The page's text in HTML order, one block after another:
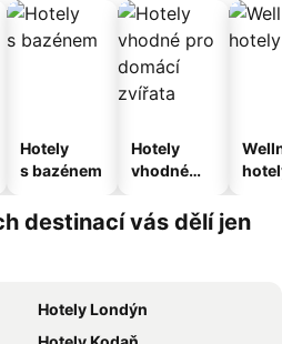
Hotely
s bazénem
Hotely
vhodné
domácí
zvířata
destinací vás dělí jen
Hotely Londýn